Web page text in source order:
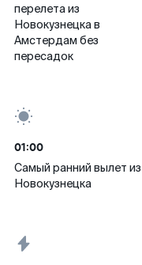
перелета из
Новокузнецка в
Амстердам без
пересадок
01:00
Самый ранний вылет из
Новокузнецка